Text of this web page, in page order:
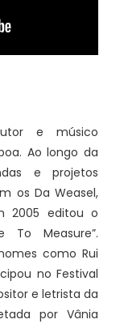
e músico
Ao longo da
e projetos
os Da Weasel,
2005 editou o
To Measure”.
como Rui
no Festival
e letrista da
por Vânia